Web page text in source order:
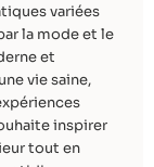
variées
la mode et le
et
vie saine,
inspirer
tout en